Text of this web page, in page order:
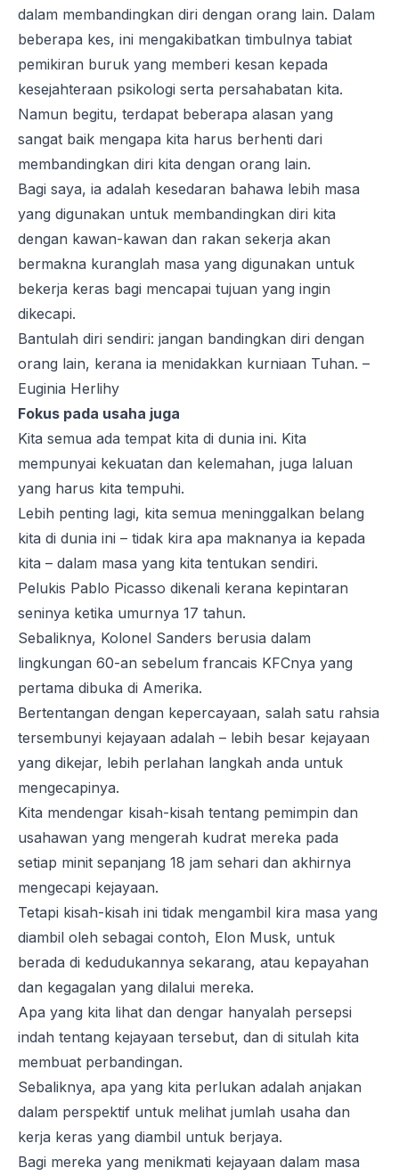
dalam membandingkan diri dengan orang lain. Dalam
beberapa kes, ini mengakibatkan timbulnya tabiat
pemikiran buruk yang memberi kesan kepada
kesejahteraan psikologi serta persahabatan kita.
Namun begitu, terdapat beberapa alasan yang
sangat baik mengapa kita harus berhenti dari
membandingkan diri kita dengan orang lain.
Bagi saya, ia adalah kesedaran bahawa lebih masa
yang digunakan untuk membandingkan diri kita
dengan kawan-kawan dan rakan sekerja akan
bermakna kuranglah masa yang digunakan untuk
bekerja keras bagi mencapai tujuan yang ingin
dikecapi.
Bantulah diri sendiri: jangan bandingkan diri dengan
orang lain, kerana ia menidakkan kurniaan Tuhan. –
Euginia Herlihy
Fokus pada usaha juga
Kita semua ada tempat kita di dunia ini. Kita
mempunyai kekuatan dan kelemahan, juga laluan
yang harus kita tempuhi.
Lebih penting lagi, kita semua meninggalkan belang
kita di dunia ini – tidak kira apa maknanya ia kepada
kita – dalam masa yang kita tentukan sendiri.
Pelukis Pablo Picasso dikenali kerana kepintaran
seninya ketika umurnya 17 tahun.
Sebaliknya, Kolonel Sanders berusia dalam
lingkungan 60-an sebelum francais KFCnya yang
pertama dibuka di Amerika.
Bertentangan dengan kepercayaan, salah satu rahsia
tersembunyi kejayaan adalah – lebih besar kejayaan
yang dikejar, lebih perlahan langkah anda untuk
mengecapinya.
Kita mendengar kisah-kisah tentang pemimpin dan
usahawan yang mengerah kudrat mereka pada
setiap minit sepanjang 18 jam sehari dan akhirnya
mengecapi kejayaan.
Tetapi kisah-kisah ini tidak mengambil kira masa yang
diambil oleh sebagai contoh, Elon Musk, untuk
berada di kedudukannya sekarang, atau kepayahan
dan kegagalan yang dilalui mereka.
Apa yang kita lihat dan dengar hanyalah persepsi
indah tentang kejayaan tersebut, dan di situlah kita
membuat perbandingan.
Sebaliknya, apa yang kita perlukan adalah anjakan
dalam perspektif untuk melihat jumlah usaha dan
kerja keras yang diambil untuk berjaya.
Bagi mereka yang menikmati kejayaan dalam masa